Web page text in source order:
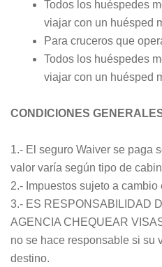
Todos los huéspedes
viajar con un huésped
Para cruceros que
Todos los huéspedes
viajar con un huésped
CONDICIONES
1.- El seguro Waiver se paga
valor varía según tipo de
2.- Impuestos sujeto a cambio
3.- ES RESPONSABILIDAD
AGENCIA CHEQUEAR
no se hace responsable si su
destino.